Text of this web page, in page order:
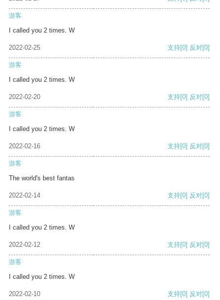
游客
I called you 2 times. W
2022-02-25 支持[0] 反对[0]
游客
I called you 2 times. W
2022-02-20 支持[0] 反对[0]
游客
I called you 2 times. W
2022-02-16 支持[0] 反对[0]
游客
The world's best fantas
2022-02-14 支持[0] 反对[0]
游客
I called you 2 times. W
2022-02-12 支持[0] 反对[0]
游客
I called you 2 times. W
2022-02-10 支持[0] 反对[0]